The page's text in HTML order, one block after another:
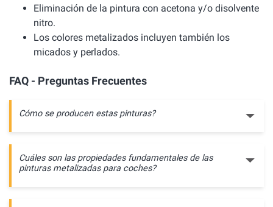
Eliminación de la pintura con acetona y/o disolvente
nitro.
Los colores metalizados incluyen también los
micados y perlados.
FAQ - Preguntas Frecuentes
Cómo se producen estas pinturas?
Cuáles son las propiedades fundamentales de las
pinturas metalizadas para coches?